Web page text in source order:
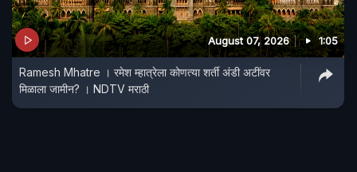
August 07, 2026 1:05
Ramesh Mhatre । रमेश म्हात्रेला कोणत्या शर्ती अंडी अटींवर
मिळाला जामीन? । NDTV मराठी